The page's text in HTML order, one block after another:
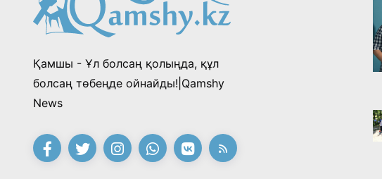
Қамшы - Ұл болсаң қолыңда, құл
болсаң төбеңде ойнайды!|Qamshy
News